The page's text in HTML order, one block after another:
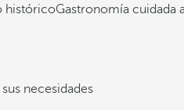
históricoGastronomía cuidada
necesidades